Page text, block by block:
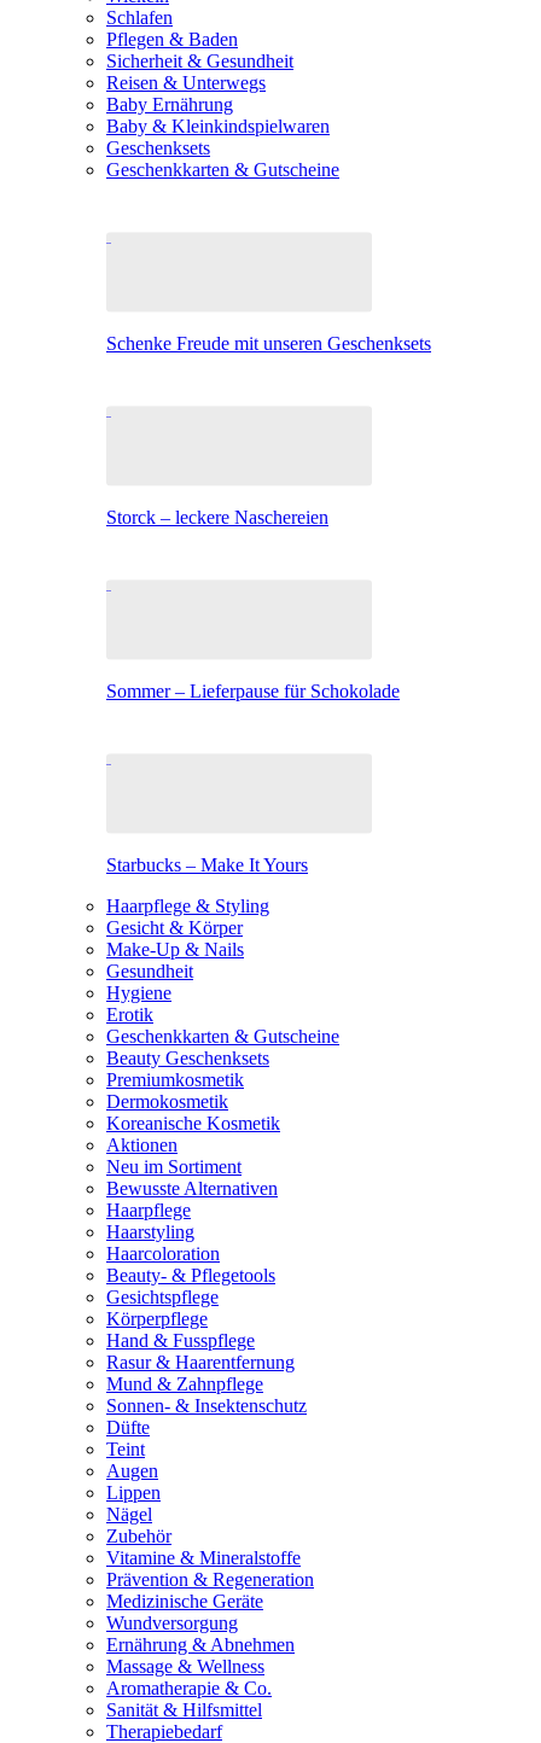
Schlafen
Pflegen & Baden
Sicherheit & Gesundheit
Reisen & Unterwegs
Baby Ernährung
Baby & Kleinkindspielwaren
Geschenksets
Geschenkkarten & Gutscheine
Schenke Freude mit unseren Geschenksets
Storck – leckere Naschereien
Sommer – Lieferpause für Schokolade
Starbucks – Make It Yours
Haarpflege & Styling
Gesicht & Körper
Make-Up & Nails
Gesundheit
Hygiene
Erotik
Geschenkkarten & Gutscheine
Beauty Geschenksets
Premiumkosmetik
Dermokosmetik
Koreanische Kosmetik
Aktionen
Neu im Sortiment
Bewusste Alternativen
Haarpflege
Haarstyling
Haarcoloration
Beauty- & Pflegetools
Gesichtspflege
Körperpflege
Hand & Fusspflege
Rasur & Haarentfernung
Mund & Zahnpflege
Sonnen- & Insektenschutz
Düfte
Teint
Augen
Lippen
Nägel
Zubehör
Vitamine & Mineralstoffe
Prävention & Regeneration
Medizinische Geräte
Wundversorgung
Ernährung & Abnehmen
Massage & Wellness
Aromatherapie & Co.
Sanität & Hilfsmittel
Therapiebedarf